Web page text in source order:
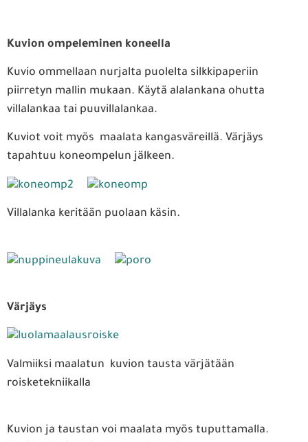
Kuvion ompeleminen koneella
Kuvio ommellaan nurjalta puolelta silkkipaperiin
piirretyn mallin mukaan. Käytä alalankana ohutta
villalankaa tai puuvillalankaa.
Kuviot voit myös maalata kangasväreillä. Värjäys
tapahtuu koneompelun jälkeen.
Villalanka keritään puolaan käsin.
Värjäys
Valmiiksi maalatun kuvion tausta värjätään
roisketekniikalla
Kuvion ja taustan voi maalata myös tuputtamalla.